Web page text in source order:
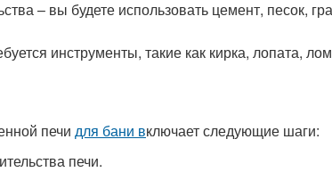
– вы будете использовать цемент, песок,
инструменты, такие как кирка, лопата,
печи для бани включает следующие шаги:
печи.